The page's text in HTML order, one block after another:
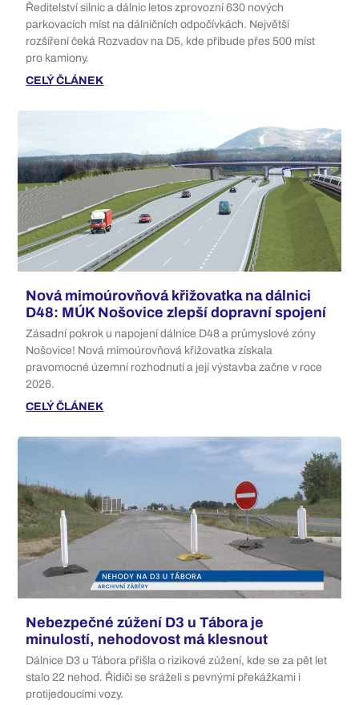
Ředitelství silnic a dálnic letos zprovozní 630 nových
parkovacích míst na dálničních odpočívkách. Největší
rozšíření čeká Rozvadov na D5, kde přibude přes 500 míst
pro kamiony.
CELÝ ČLÁNEK
Nová mimoúrovňová křižovatka na dálnici
D48: MÚK Nošovice zlepší dopravní spojení
Zásadní pokrok u napojení dálnice D48 a průmyslové zóny
Nošovice! Nová mimoúrovňová křižovatka získala
pravomocné územní rozhodnutí a její výstavba začne v roce
2026.
CELÝ ČLÁNEK
Nebezpečné zúžení D3 u Tábora je
minulostí, nehodovost má klesnout
Dálnice D3 u Tábora přišla o rizikové zúžení, kde se za pět let
stalo 22 nehod. Řidiči se sráželi s pevnými překážkami i
protijedoucími vozy.